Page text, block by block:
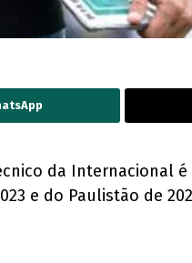
da Internacional é
e do Paulistão de